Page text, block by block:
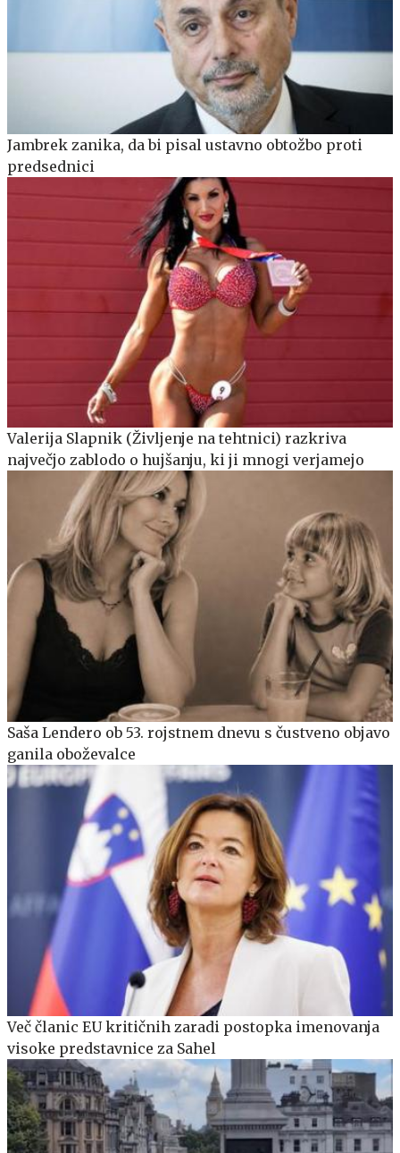
Jambrek zanika, da bi pisal ustavno obtožbo proti
predsednici
Valerija Slapnik (Življenje na tehtnici) razkriva
največjo zablodo o hujšanju, ki ji mnogi verjamejo
Saša Lendero ob 53. rojstnem dnevu s čustveno objavo
ganila oboževalce
Več članic EU kritičnih zaradi postopka imenovanja
visoke predstavnice za Sahel